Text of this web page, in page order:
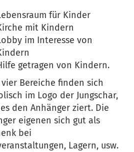
für Kinder
mit Kindern
im Interesse von
getragen von Kindern.
vier Bereiche finden sich
im Logo der Jungschar,
den Anhänger ziert. Die
eigenen sich gut als
bei
Lagern, usw.